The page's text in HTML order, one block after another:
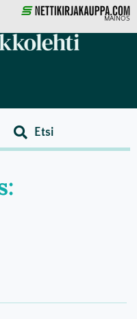
MAINOS